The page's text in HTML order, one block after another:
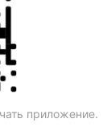
приложение.